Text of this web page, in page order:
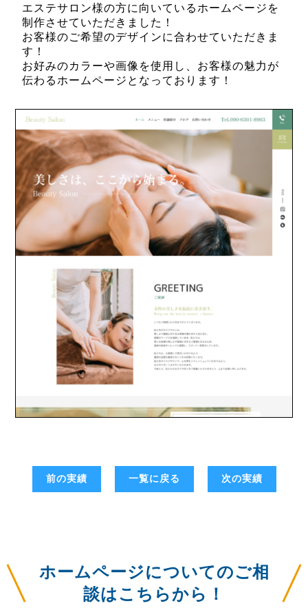
エステサロン様の方に向いているホームページを
制作させていただきました！
お客様のご希望のデザインに合わせていただきま
す！
お好みのカラーや画像を使用し、お客様の魅力が
伝わるホームページとなっております！
前の実績 一覧に戻る 次の実績
ホームページについてのご相
談はこちらから！